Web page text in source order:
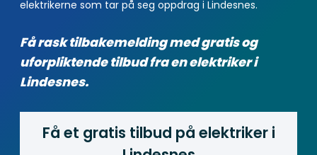
elektrikerne som tar på seg oppdrag i Lindesnes.
Få rask tilbakemelding med gratis og
uforpliktende tilbud fra en elektriker i
Lindesnes.
Få et gratis tilbud på elektriker i